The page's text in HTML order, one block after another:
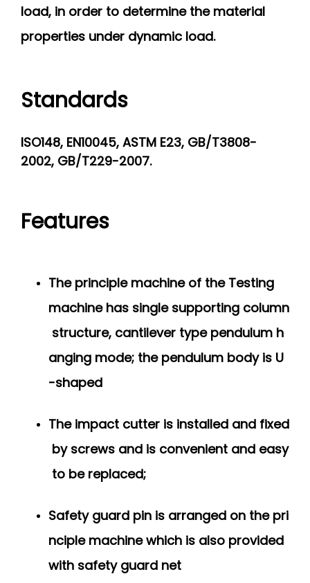
load, in order to determine the material
properties under dynamic load.
Standards
ISO148, EN10045, ASTM E23, GB/T3808-
2002, GB/T229-2007.
Features
The principle machine of the Testing
machine has single supporting column
structure, cantilever type pendulum h
anging mode; the pendulum body is U
-shaped
The impact cutter is installed and fixed
by screws and is convenient and easy
to be replaced;
Safety guard pin is arranged on the pri
nciple machine which is also provided
with safety guard net